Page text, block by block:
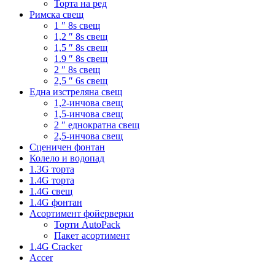
Торта на ред
Римска свещ
1 ″ 8s свещ
1,2 ″ 8s свещ
1,5 ″ 8s свещ
1.9 ″ 8s свещ
2 ″ 8s свещ
2,5 ″ 6s свещ
Една изстреляна свещ
1,2-инчова свещ
1,5-инчова свещ
2 ″ еднократна свещ
2,5-инчова свещ
Сценичен фонтан
Колело и водопад
1.3G торта
1.4G торта
1.4G свещ
1.4G фонтан
Асортимент фойерверки
Торти AutoPack
Пакет асортимент
1.4G Cracker
Accer